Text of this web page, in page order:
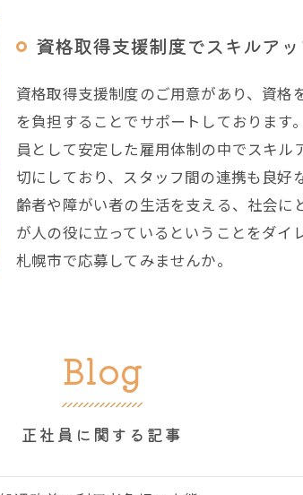
資格取得支援制度でスキルア
資格取得支援制度のご用意があり、資
を負担することでサポートしておりま
員として安定した雇用体制の中でスキ
切にしており、スタッフ間の連携も良
齢者や障がい者の生活を支える、社会
が人の役に立っているということをダ
札幌市で応募してみませんか。
Blog
正社員に関する記事